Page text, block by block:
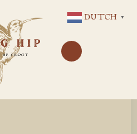
NAAR
DE
INHOUD
DUTCH ▼